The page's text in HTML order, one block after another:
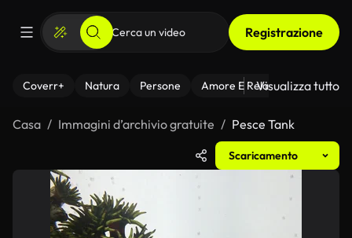
Registrazione
Coverr+ Natura Persone Amore E Relazioni Il
Visualizza tutto
Casa Immagini d’archivio gratuite Pesce Tank
Scaricamento